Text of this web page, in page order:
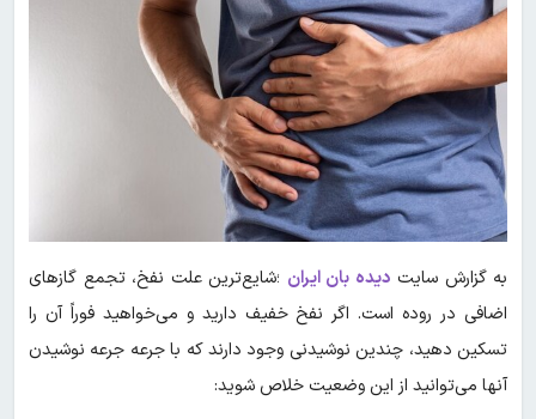
به گزارش سایت دیده بان ایران ؛شایع‌ترین علت نفخ، تجمع گازهای
اضافی در روده است. اگر نفخ خفیف دارید و می‌خواهید فوراً آن را
تسکین دهید، چندین نوشیدنی وجود دارند که با جرعه جرعه نوشیدن
آنها می‌توانید از این وضعیت خلاص شوید: